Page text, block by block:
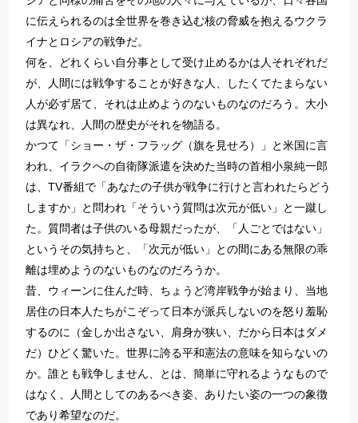
に伝えられるのは全世界を巻き込む核の脅威を抱えるウクラ
イナとロシアの戦争だ。
何を、どれくらい自分事として受け止めるかは人それぞれだ
が、人間には戦争することが好きな人、したくてたまらない
人が必ず居て、それは止めようのないものなのだろう。大小
は異なれ、人間の歴史がそれを物語る。
かつて「ショー・ザ・フラッグ（旗を見せろ）」と米国に言
われ、イラクへの自衛隊派遣を決めた当時の首相小泉純一郎
は、TV番組で「あなたの子供が戦争に行けと言われたらどう
しますか」と問われ「そういう質問は次元が低い」と一蹴し
た。質問者は子供のいる母親だったが、「人ごとではない」
というその気持ちと、「次元が低い」との間にある無限の乖
離は埋めようのないものなのだろうか。
昔、ウィーンに住んだ時、ちょうど湾岸戦争が始まり、当地
居住の日本人たちがこぞって日本が派兵しないのを怒り羞恥
するのに（金しか出さない、肩身が狭い、だから日本はダメ
だ）ひどく驚いた。世界に誇る平和憲法の意味を知らないの
か。誰とも戦争しません、とは、簡単に守れるようなもので
はなく、人間としてのあるべき姿、ありたい姿の一つの象徴
であり希望なのだ。